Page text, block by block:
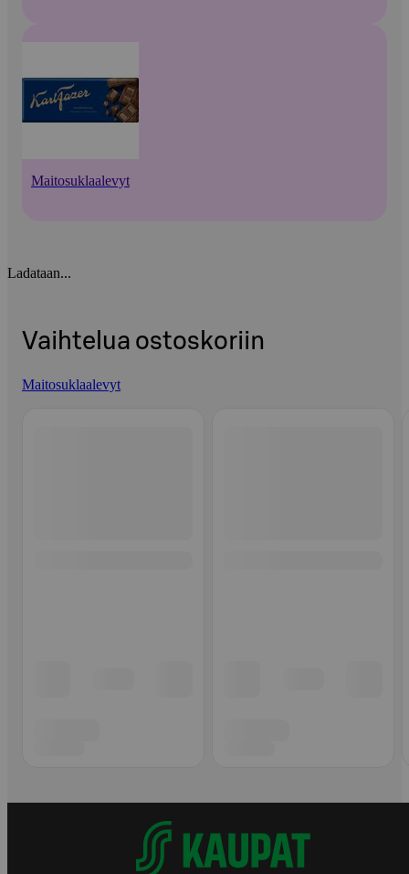
Maitosuklaalevyt
Ladataan...
Vaihtelua ostoskoriin
Maitosuklaalevyt